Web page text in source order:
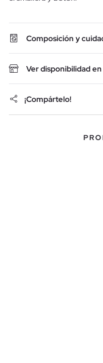
Composición y
Ver disponibilidad
¡Compártelo!